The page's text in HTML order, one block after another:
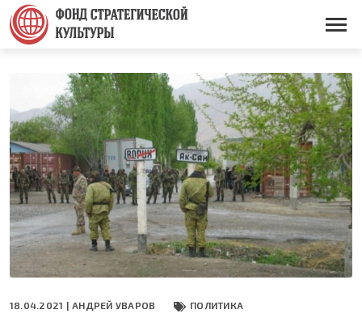
Перейти
основному
содержанию
Основная
18.04.2021 |АНДРЕЙ УВАРОВ ПОЛИТИКА